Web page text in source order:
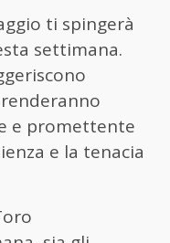
ti spingerà
settimana.
e promettente
e la tenacia